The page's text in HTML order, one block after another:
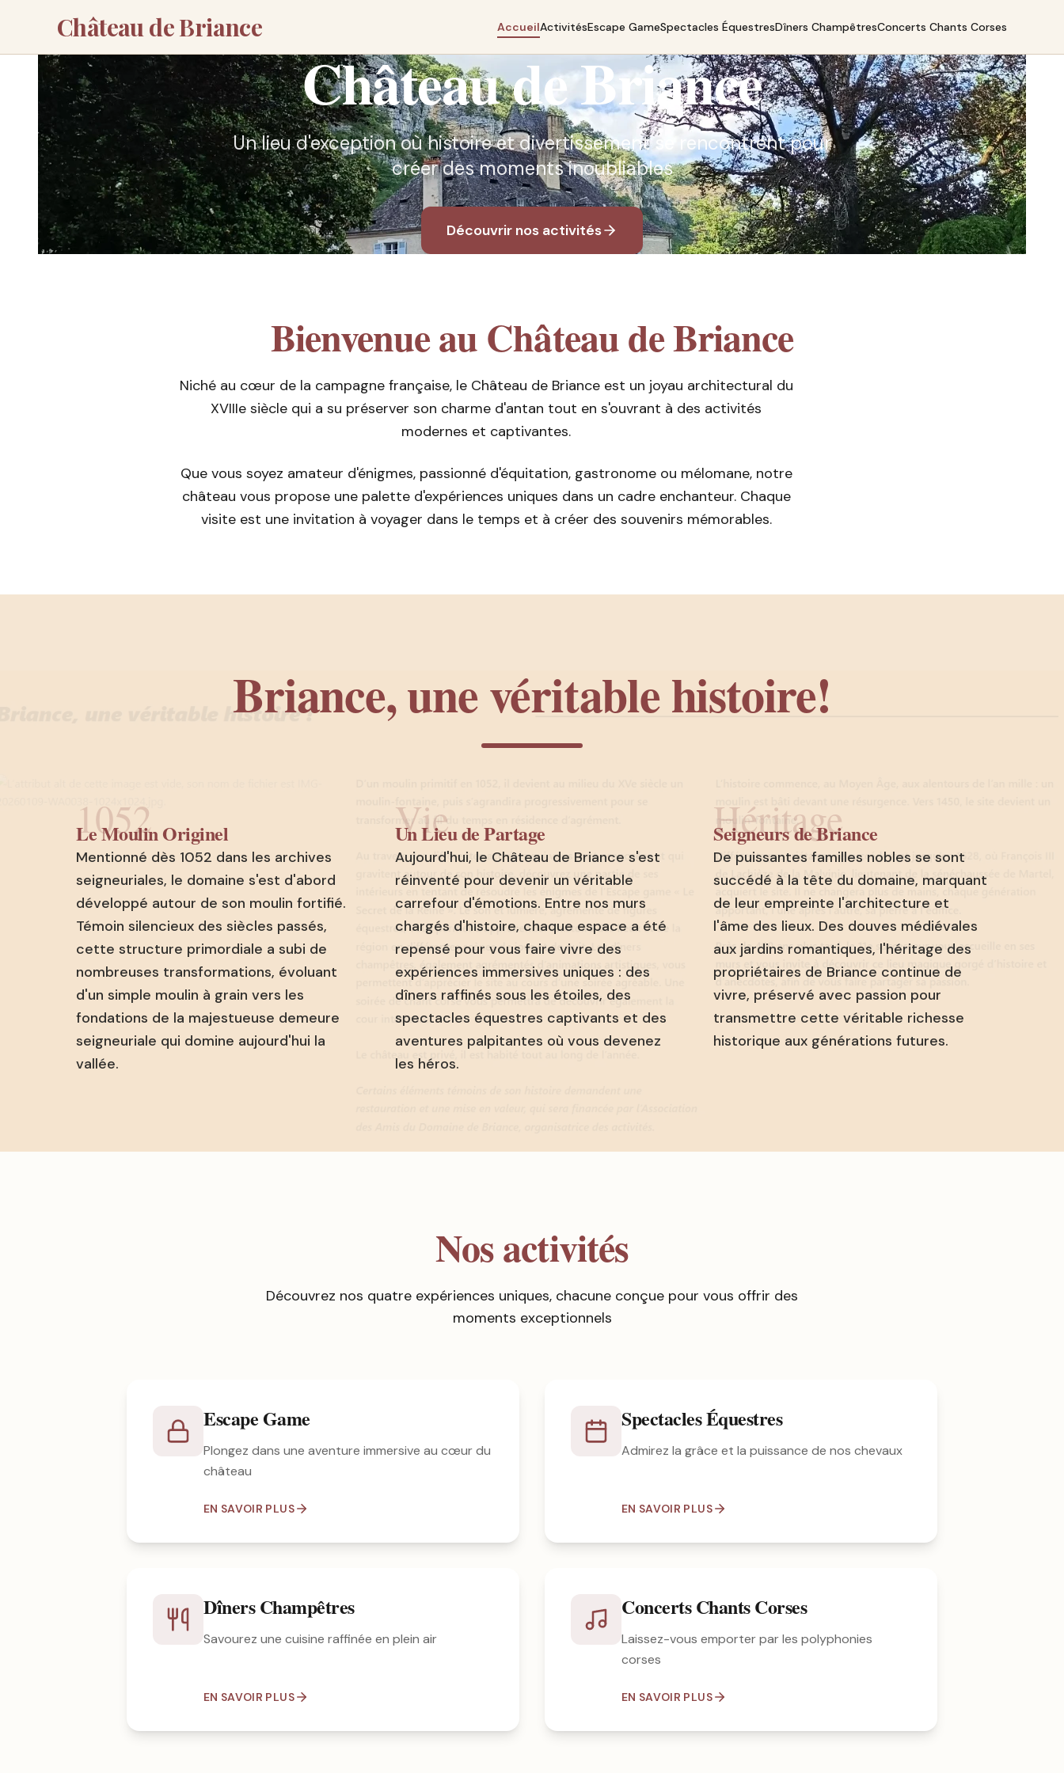
Château de Briance AccueilActivitésEscape GameSpectacles ÉquestresDîners ChampêtresConcerts Chants Corses
Château de Briance
Un lieu d'exception où histoire et divertissement se rencontrent pour
créer des moments inoubliables
Découvrir nos activités
Bienvenue au Château de Briance
Niché au cœur de la campagne française, le Château de Briance est un joyau architectural du
XVIIIe siècle qui a su préserver son charme d'antan tout en s'ouvrant à des activités
modernes et captivantes.
Que vous soyez amateur d'énigmes, passionné d'équitation, gastronome ou mélomane, notre
château vous propose une palette d'expériences uniques dans un cadre enchanteur. Chaque
visite est une invitation à voyager dans le temps et à créer des souvenirs mémorables.
Briance, une véritable histoire!
1052
Le Moulin Originel
Mentionné dès 1052 dans les archives
seigneuriales, le domaine s'est d'abord
développé autour de son moulin fortifié.
Témoin silencieux des siècles passés,
cette structure primordiale a subi de
nombreuses transformations, évoluant
d'un simple moulin à grain vers les
fondations de la majestueuse demeure
seigneuriale qui domine aujourd'hui la
vallée.
Vie
Un Lieu de Partage
Aujourd'hui, le Château de Briance s'est
réinventé pour devenir un véritable
carrefour d'émotions. Entre nos murs
chargés d'histoire, chaque espace a été
repensé pour vous faire vivre des
expériences immersives uniques : des
dîners raffinés sous les étoiles, des
spectacles équestres captivants et des
aventures palpitantes où vous devenez
les héros.
Héritage
Seigneurs de Briance
De puissantes familles nobles se sont
succédé à la tête du domaine, marquant
de leur empreinte l'architecture et
l'âme des lieux. Des douves médiévales
aux jardins romantiques, l'héritage des
propriétaires de Briance continue de
vivre, préservé avec passion pour
transmettre cette véritable richesse
historique aux générations futures.
Nos activités
Découvrez nos quatre expériences uniques, chacune conçue pour vous offrir des
moments exceptionnels
Escape Game
Plongez dans une aventure immersive au cœur du
château
EN SAVOIR PLUS
Spectacles Équestres
Admirez la grâce et la puissance de nos chevaux
EN SAVOIR PLUS
Dîners Champêtres
Savourez une cuisine raffinée en plein air
EN SAVOIR PLUS
Concerts Chants Corses
Laissez-vous emporter par les polyphonies
corses
EN SAVOIR PLUS